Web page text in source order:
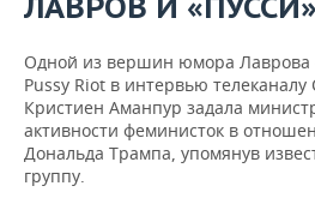
Одной из вершин юмора Лаврова
Pussy Riot в интервью телеканалу
Кристиен Аманпур задала
активности феминисток в
Дональда Трампа, упомянув
группу.